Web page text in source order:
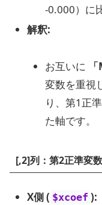
-0.000）に
解釈:
お互いに
変数を重視
り、第1正
た軸です。
[,2]列：第2正準変数
X側 ( $xcoef ):